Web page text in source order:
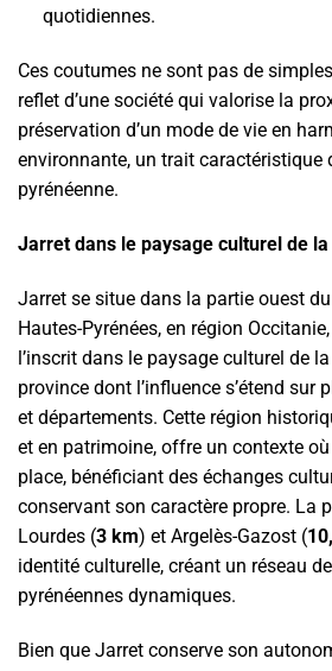
quotidiennes.
Ces coutumes ne sont pas de
reflet d’une société qui valorise la
préservation d’un mode de vie en
environnante, un trait caractéristique
pyrénéenne.
Jarret dans le paysage culturel de
Jarret se situe dans la partie ouest
Hautes-Pyrénées, en région
l’inscrit dans le paysage culturel de
province dont l’influence s’étend sur
et départements. Cette région
et en patrimoine, offre un contexte
place, bénéficiant des échanges
conservant son caractère propre. La
Lourdes (3 km) et Argelès-Gazost (
identité culturelle, créant un réseau
pyrénéennes dynamiques.
Bien que Jarret conserve son